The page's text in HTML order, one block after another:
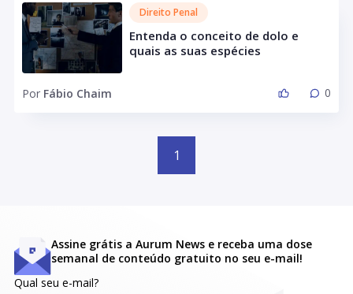
Direito Penal
Entenda o conceito de dolo e
quais as suas espécies
Por Fábio Chaim 0
1
Assine grátis a Aurum News e receba uma dose
semanal de conteúdo gratuito no seu e-mail!
Qual seu e-mail?